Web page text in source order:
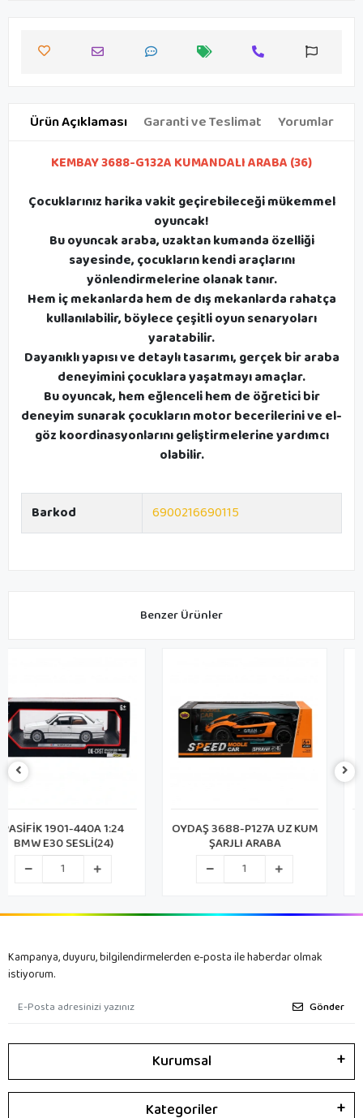
Ürün Açıklaması Garanti ve Teslimat Yorumlar
KEMBAY 3688-G132A KUMANDALI ARABA (36)
Çocuklarınız harika vakit geçirebileceği mükemmel
oyuncak!
Bu oyuncak araba, uzaktan kumanda özelliği
sayesinde, çocukların kendi araçlarını
yönlendirmelerine olanak tanır.
Hem iç mekanlarda hem de dış mekanlarda rahatça
kullanılabilir, böylece çeşitli oyun senaryoları
yaratabilir.
Dayanıklı yapısı ve detaylı tasarımı, gerçek bir araba
deneyimini çocuklara yaşatmayı amaçlar.
Bu oyuncak, hem eğlenceli hem de öğretici bir
deneyim sunarak çocukların motor becerilerini ve el-
göz koordinasyonlarını geliştirmelerine yardımcı
olabilir.
Barkod 6900216690115
Benzer Ürünler
OYDAŞ 3688-P127A UZ KUM
ŞARJLI ARABA
CAN K507AC5 KUMANDALI
METAL ARABA (48)
Kampanya, duyuru, bilgilendirmelerden e-posta ile haberdar olmak
istiyorum.
Gönder
Kurumsal
Kategoriler